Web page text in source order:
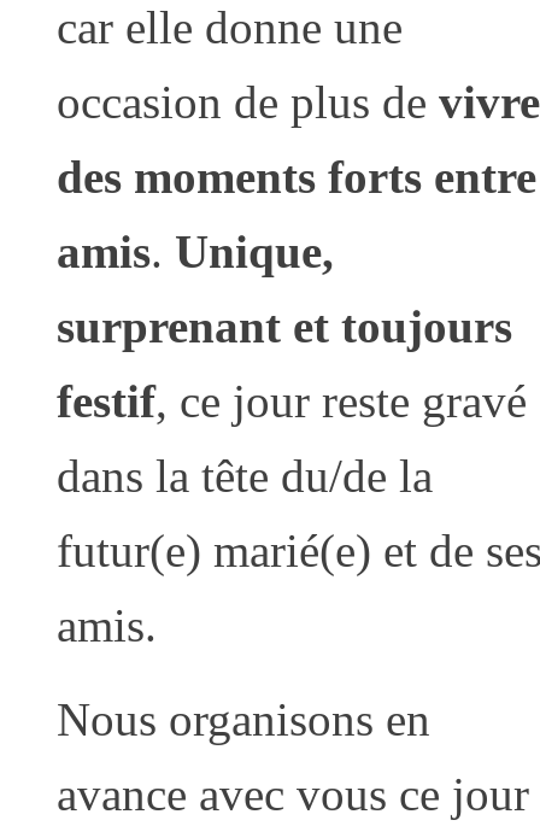
car elle donne une
occasion de plus de vivre
des moments forts entre
amis. Unique,
surprenant et toujours
festif, ce jour reste gravé
dans la tête du/de la
futur(e) marié(e) et de
amis.
Nous organisons en
avance avec vous ce jour